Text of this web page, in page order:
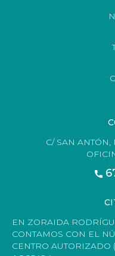
C/ SAN ANTÓN,
EN ZORAIDA
CONTAMOS CON EL
CENTRO AUTORIZADO